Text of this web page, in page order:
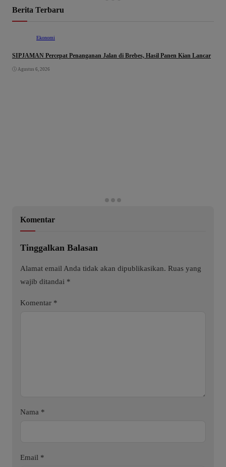
Berita Terbaru
Ekonomi
SIPJAMAN Percepat Penanganan Jalan di Brebes, Hasil Panen Kian Lancar
Agustus 6, 2026
Komentar
Tinggalkan Balasan
Alamat email Anda tidak akan dipublikasikan. Ruas yang
wajib ditandai *
Komentar *
Nama *
Email *